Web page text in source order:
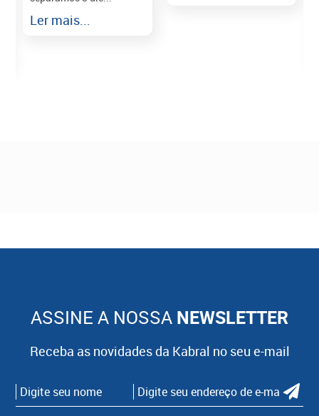
Ler mais...
ASSINE A NOSSA NEWSLETTER
Receba as novidades da Kabral no seu e-mail